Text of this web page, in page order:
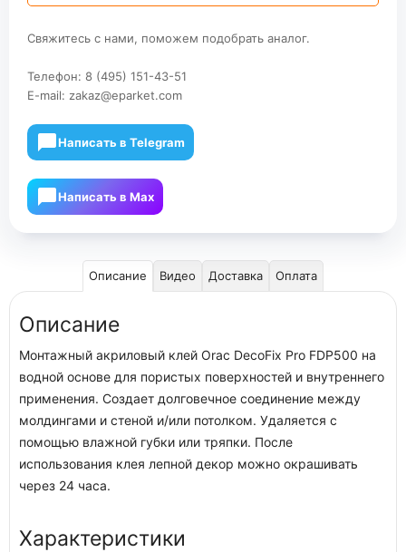
Свяжитесь с нами, поможем подобрать аналог.
Телефон: 8 (495) 151-43-51
E-mail: zakaz@eparket.com
Написать в Telegram
Написать в Мах
Описание Видео Доставка Оплата
Описание
Монтажный акриловый клей Orac DecoFix Pro FDP500 на
водной основе для пористых поверхностей и внутреннего
применения. Создает долговечное соединение между
молдингами и стеной и/или потолком. Удаляется с
помощью влажной губки или тряпки. После
использования клея лепной декор можно окрашивать
через 24 часа.
Характеристики